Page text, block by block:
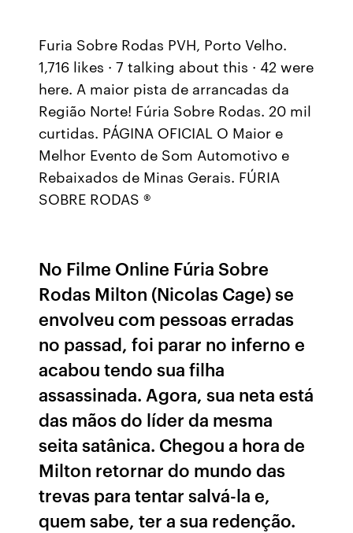
Furia Sobre Rodas PVH, Porto Velho.
1,716 likes · 7 talking about this · 42 were
here. A maior pista de arrancadas da
Região Norte! Fúria Sobre Rodas. 20 mil
curtidas. PÁGINA OFICIAL O Maior e
Melhor Evento de Som Automotivo e
Rebaixados de Minas Gerais. FÚRIA
SOBRE RODAS ®
No Filme Online Fúria Sobre
Rodas Milton (Nicolas Cage) se
envolveu com pessoas erradas
no passad, foi parar no inferno e
acabou tendo sua filha
assassinada. Agora, sua neta está
das mãos do líder da mesma
seita satânica. Chegou a hora de
Milton retornar do mundo das
trevas para tentar salvá-la e,
quem sabe, ter a sua redenção.